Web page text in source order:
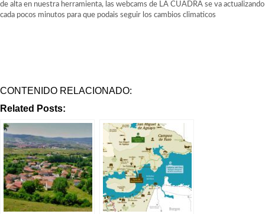
de alta en nuestra herramienta, las webcams de LA CUADRA se va actualizando
cada pocos minutos para que podais seguir los cambios climaticos
CONTENIDO RELACIONADO:
Related Posts: